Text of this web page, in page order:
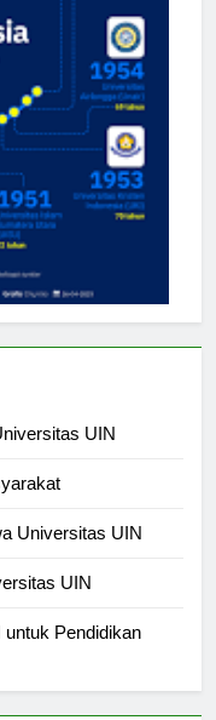
UIN
Universitas UIN
UIN
Pendidikan